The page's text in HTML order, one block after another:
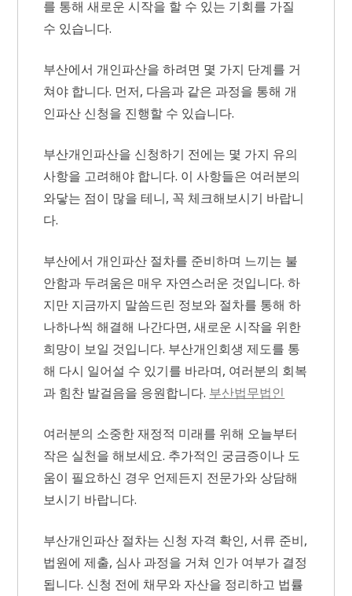
를 통해 새로운 시작을 할 수 있는 기회를 가질
수 있습니다.
부산에서 개인파산을 하려면 몇 가지 단계를 거
쳐야 합니다. 먼저, 다음과 같은 과정을 통해 개
인파산 신청을 진행할 수 있습니다.
부산개인파산을 신청하기 전에는 몇 가지 유의
사항을 고려해야 합니다. 이 사항들은 여러분의
와닿는 점이 많을 테니, 꼭 체크해보시기 바랍니
다.
부산에서 개인파산 절차를 준비하며 느끼는 불
안함과 두려움은 매우 자연스러운 것입니다. 하
지만 지금까지 말씀드린 정보와 절차를 통해 하
나하나씩 해결해 나간다면, 새로운 시작을 위한
희망이 보일 것입니다. 부산개인회생 제도를 통
해 다시 일어설 수 있기를 바라며, 여러분의 회복
과 힘찬 발걸음을 응원합니다. 부산법무법인
여러분의 소중한 재정적 미래를 위해 오늘부터
작은 실천을 해보세요. 추가적인 궁금증이나 도
움이 필요하신 경우 언제든지 전문가와 상담해
보시기 바랍니다.
부산개인파산 절차는 신청 자격 확인, 서류 준비,
법원에 제출, 심사 과정을 거쳐 인가 여부가 결정
됩니다. 신청 전에 채무와 자산을 정리하고 법률